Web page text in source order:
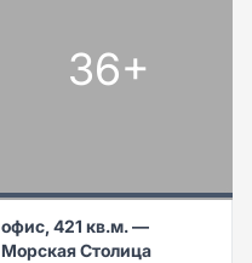
36+
офис, 421 кв.м. —
Морская Столица